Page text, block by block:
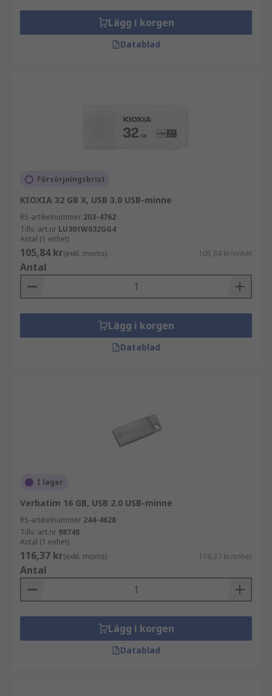
Lägg i korgen
Datablad
Försörjningsbrist
KIOXIA 32 GB X, USB 3.0 USB-minne
RS-artikelnummer 203-4762
Tillv. art.nr LU301W032GG4
Antal (1 enhet)
105,84 kr(exkl. moms) 105,84 kr/enhet
Antal
Lägg i korgen
Datablad
I lager
Verbatim 16 GB, USB 2.0 USB-minne
RS-artikelnummer 244-4628
Tillv. art.nr 98748
Antal (1 enhet)
116,37 kr(exkl. moms) 116,37 kr/enhet
Antal
Lägg i korgen
Datablad